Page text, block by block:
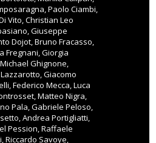
Paolo Ciambi,
Vito, Christian Leo
Giuseppe
Dojot, Bruno Fracasso,
Fregnani, Giorgia
Ghignone,
Giacomo
Federico Mecca, Luca
Matteo Nigra,
Pala, Gabriele Peloso,
Andrea Portigliatti,
Pession, Raffaele
Riccardo Savoye,